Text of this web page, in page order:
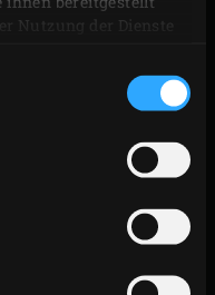
Nutzung der Dienste
lassen.
und das Garam
des EGGs schließen,
und zu wenden,
bis zehn Minuten
EGG nehmen. Das